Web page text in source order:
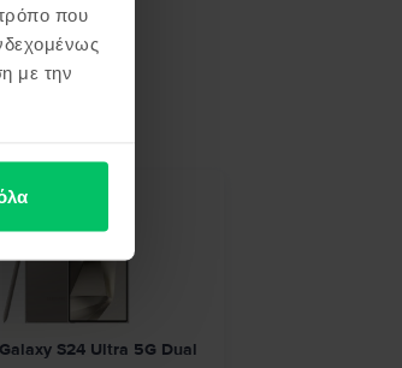
που
με την
S24 Ultra 5G Dual